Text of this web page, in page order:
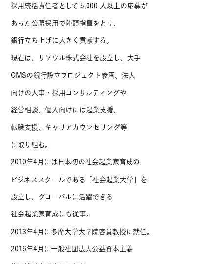
採用統括責任者として 5,000 人以上の応募が
あった公募採用で陣頭指揮をとり、
銀行立ち上げに大きく貢献する。
現在は、リソウル株式会社を設立し、大手
GMSの銀行設立プロジェクト参画、法人
向けの人事・採用コンサルティングや
経営相談、個人向けには起業支援、
転職支援、キャリアカウンセリング等
に取り組む。
2010年4月には日本初の社会起業家育成の
ビジネススクールである「社会起業大学」を
設立し、グローバルに活躍できる
社会起業家育成にも従事。
2013年4月に多摩大学大学院客員教授に就任。
2016年4月に一般社団法人公益資本主義